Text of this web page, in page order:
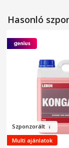
Hasonló
Szponzorált
Multi ajánlatok